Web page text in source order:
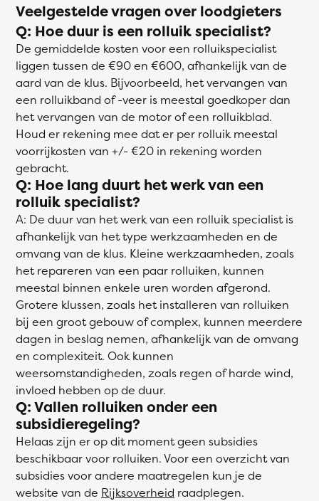
Veelgestelde vragen over loodgieters
Q: Hoe duur is een rolluik specialist?
De gemiddelde kosten voor een rolluikspecialist
liggen tussen de €90 en €600, afhankelijk van de
aard van de klus. Bijvoorbeeld, het vervangen van
een rolluikband of -veer is meestal goedkoper dan
het vervangen van de motor of een rolluikblad.
Houd er rekening mee dat er per rolluik meestal
voorrijkosten van +/- €20 in rekening worden
gebracht.
Q: Hoe lang duurt het werk van een
rolluik specialist?
A: De duur van het werk van een rolluik specialist is
afhankelijk van het type werkzaamheden en de
omvang van de klus. Kleine werkzaamheden, zoals
het repareren van een paar rolluiken, kunnen
meestal binnen enkele uren worden afgerond.
Grotere klussen, zoals het installeren van rolluiken
bij een groot gebouw of complex, kunnen meerdere
dagen in beslag nemen, afhankelijk van de omvang
en complexiteit. Ook kunnen
weersomstandigheden, zoals regen of harde wind,
invloed hebben op de duur.
Q: Vallen rolluiken onder een
subsidieregeling?
Helaas zijn er op dit moment geen subsidies
beschikbaar voor rolluiken. Voor een overzicht van
subsidies voor andere maatregelen kun je de
website van de Rijksoverheid raadplegen.